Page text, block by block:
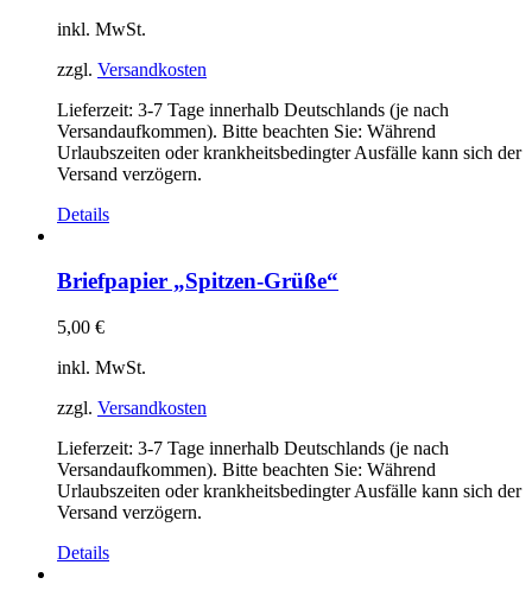
inkl. MwSt.
zzgl. Versandkosten
Lieferzeit: 3-7 Tage innerhalb Deutschlands (je nach
Versandaufkommen). Bitte beachten Sie: Während
Urlaubszeiten oder krankheitsbedingter Ausfälle kann sich der
Versand verzögern.
Details
Briefpapier „Spitzen-Grüße“
5,00 €
inkl. MwSt.
zzgl. Versandkosten
Lieferzeit: 3-7 Tage innerhalb Deutschlands (je nach
Versandaufkommen). Bitte beachten Sie: Während
Urlaubszeiten oder krankheitsbedingter Ausfälle kann sich der
Versand verzögern.
Details